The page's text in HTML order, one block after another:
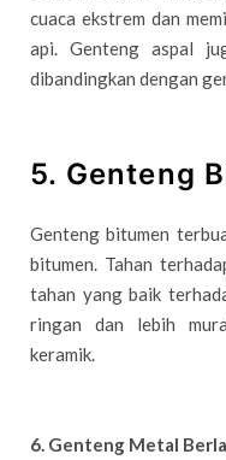
cuaca ekstrem dan
api. Genteng aspal
dibandingkan dengan
5. Genteng
Genteng bitumen
bitumen. Tahan
tahan yang baik
ringan dan lebih
keramik.
6. Genteng Metal